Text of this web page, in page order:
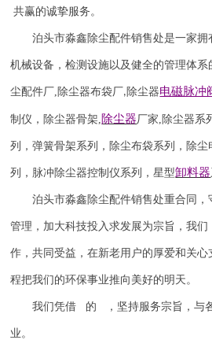
共赢的诚挚服务。
泊头市淼鑫除尘配件销售处是一家
机械设备，检测设施以及健全的管理体
尘配件厂, 除尘器布袋厂, 除尘器电磁脉冲
制仪 ， 除尘器骨架,除尘器厂家, 除尘器系
列，弹簧骨架系列，除尘布袋系列，除
列，脉冲除尘器控制仪系列，星型卸料器
泊头市淼鑫除尘配件销售处重合同
管理，加大科技投入求发展为宗旨，我
作，共同受益，在新老用户的厚爱和关
程把我们的环保事业推向美好的明天。
我们凭借 的 ，坚持服务宗旨，与
业。